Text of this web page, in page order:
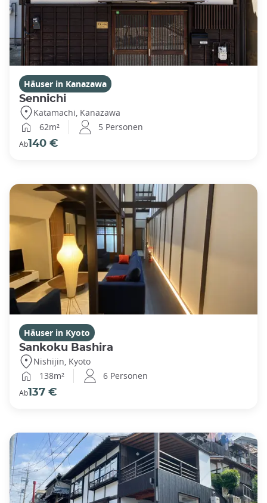
Häuser in Kanazawa
Sennichi
Katamachi, Kanazawa
62m²
5 Personen
Ab140 €
Häuser in Kyoto
Sankoku Bashira
Nishijin, Kyoto
138m²
6 Personen
Ab137 €